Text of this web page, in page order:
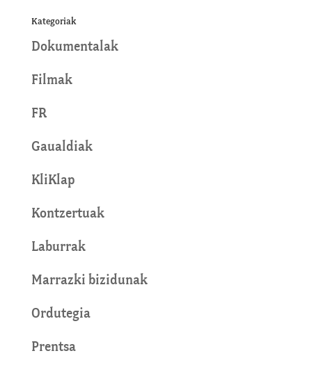
Kategoriak
Dokumentalak
Filmak
FR
Gaualdiak
KliKlap
Kontzertuak
Laburrak
Marrazki bizidunak
Ordutegia
Prentsa